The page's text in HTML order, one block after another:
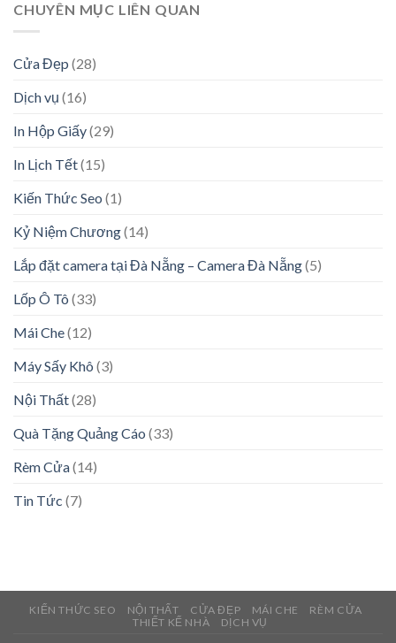
CHUYÊN MỤC LIÊN QUAN
Cửa Đẹp (28)
Dịch vụ (16)
In Hộp Giấy(29)
In Lịch Tết(15)
Kiến Thức Seo (1)
Kỷ Niệm Chương(14)
Lắp đặt camera tại Đà Nẵng – Camera Đà Nẵng(5)
Lốp Ô Tô (33)
Mái Che(12)
Máy Sấy Khô (3)
Nội Thất(28)
Quà Tặng Quảng Cáo (33)
Rèm Cửa(14)
Tin Tức (7)
KIẾN THỨC SEO NỘI THẤT CỬA ĐẸP MÁI CHE
RÈM CỬA
THIẾT KẾ NHÀ
DỊCH VỤ